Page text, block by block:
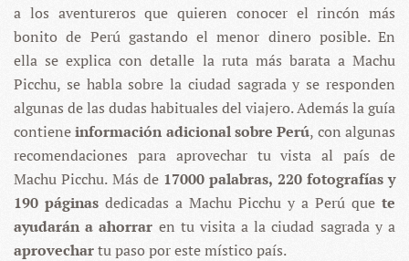
a los aventureros que quieren conocer el rincón más
bonito de Perú gastando el menor dinero posible. En
ella se explica con detalle la ruta más barata a Machu
Picchu, se habla sobre la ciudad sagrada y se responden
algunas de las dudas habituales del viajero. Además la guía
contieneinformación adicional sobre Perú, con algunas
recomendaciones para aprovechar tu vista al país de
Machu Picchu. Más de 17000 palabras, 220 fotografías y
190 páginas dedicadas a Machu Picchu y a Perú que te
ayudarán a ahorrar en tu visita a la ciudad sagrada y a
aprovechartu paso por este místico país.